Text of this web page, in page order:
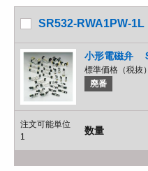
SR532-RWA1PW-1L
小形電磁弁
標準価格（税抜
廃番
注文可能単位
1
数量